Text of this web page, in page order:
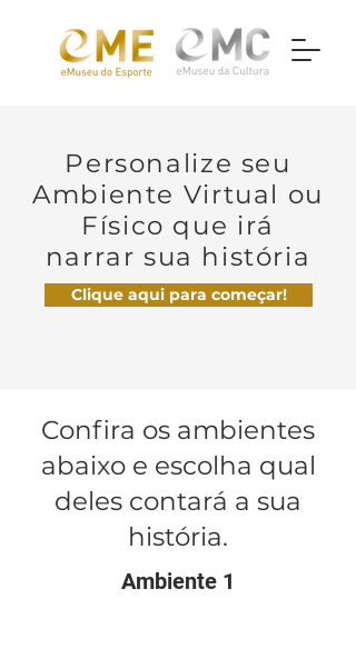
Personalize seu
Ambiente Virtual ou
Físico que irá
narrar sua história
Clique aqui para começar!
Confira os ambientes
abaixo e escolha qual
deles contará a sua
história.
Ambiente 1